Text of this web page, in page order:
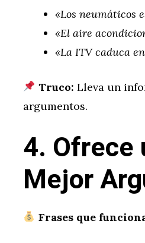
«Los neumáticos
«El aire
«La ITV caduca
Truco: Lleva un
argumentos.
4. Ofrece
Mejor
Frases que